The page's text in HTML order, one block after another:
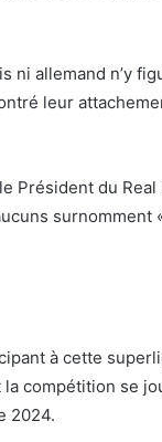
ni allemand n’y
leur
Président du
surnomment
à cette
la compétition se
2024.